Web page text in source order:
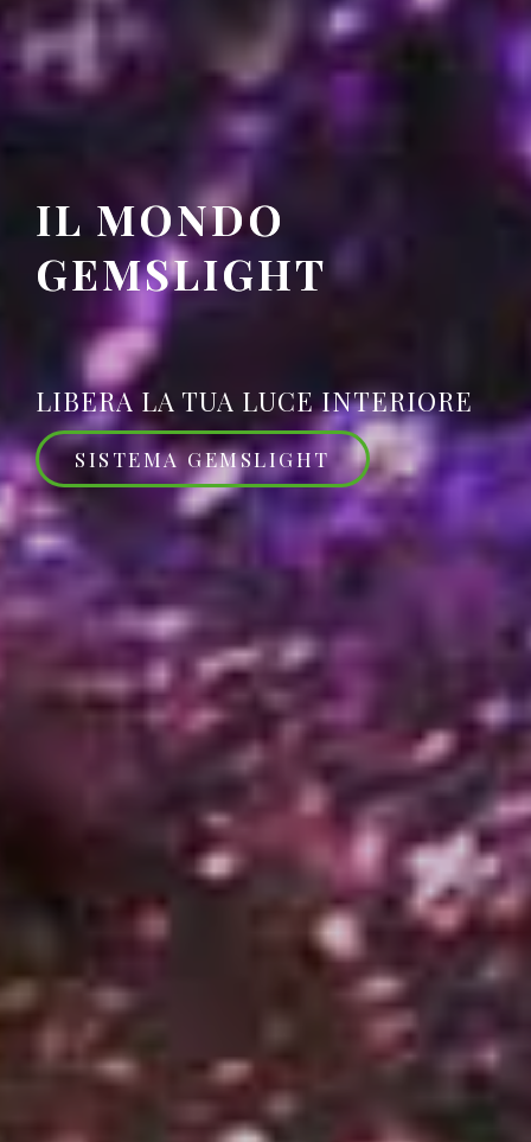
IL MONDO
GEMSLIGHT
LIBERA LA TUA LUCE INTERIORE
SISTEMA GEMSLIGHT
IL MONDO
GEMSLIGHT
LA FORZA STRAORDINARIA DELLE
PIETRE PREZIOSE E DEI CRISTALLI
NOSTRI PRODOTTI